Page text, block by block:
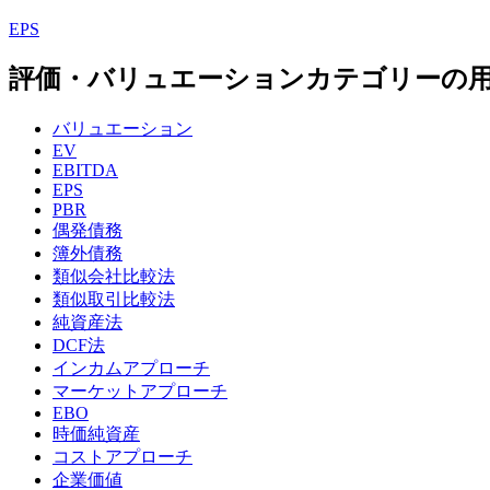
EPS
評価・バリュエーションカテゴリーの
バリュエーション
EV
EBITDA
EPS
PBR
偶発債務
簿外債務
類似会社比較法
類似取引比較法
純資産法
DCF法
インカムアプローチ
マーケットアプローチ
EBO
時価純資産
コストアプローチ
企業価値